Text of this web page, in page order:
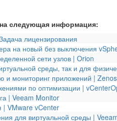
следующая информация:
лицензирования
на новый без выключения
сети узлов | Orion
среды, так и для
и мониторинг приложений |
по оптимизации |
| Veeam Monitor
| VMware vCenter
для виртуальной среды |